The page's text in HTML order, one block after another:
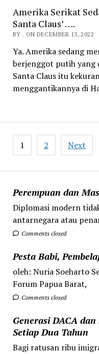
Perempuan dan
Diplomasi modern
antarnegara atau
Comments closed
Pesta Babi,
oleh: Nuria Soeharto
Forum Papua Barat,
Comments closed
Generasi DACA
Setiap Dua Tahun
Bagi ratusan ribu
Amerika Serikat
Santa Claus’ ….
BY . ON DECEMBER 13, 2022
Ya. Amerika sedang
berjenggot putih yang
Santa Claus itu
menggantikannya di
Posts
pagination
1 2 Next